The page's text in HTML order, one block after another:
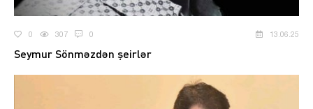
0 307 0 13.06.25
Seymur Sönməzdən şeirlər